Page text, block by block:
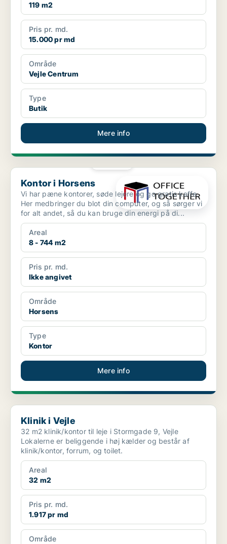
119 m2
Pris pr. md.
15.000 pr md
Område
Vejle Centrum
Type
Butik
Mere info
Kontor i Horsens
Kontor i Horsens
Vi har pæne kontorer, søde lejere og go gratis kaffe.
Her medbringer du blot din computer, og så sørger vi
for alt andet, så du kan bruge din energi på di...
Areal
8 - 744 m2
Pris pr. md.
Ikke angivet
Område
Horsens
Type
Kontor
Mere info
Klinik i Vejle
Klinik i Vejle
32 m2 klinik/kontor til leje i Stormgade 9, Vejle
Lokalerne er beliggende i høj kælder og består af
klinik/kontor, forrum, og toilet.
Areal
32 m2
Pris pr. md.
1.917 pr md
Område